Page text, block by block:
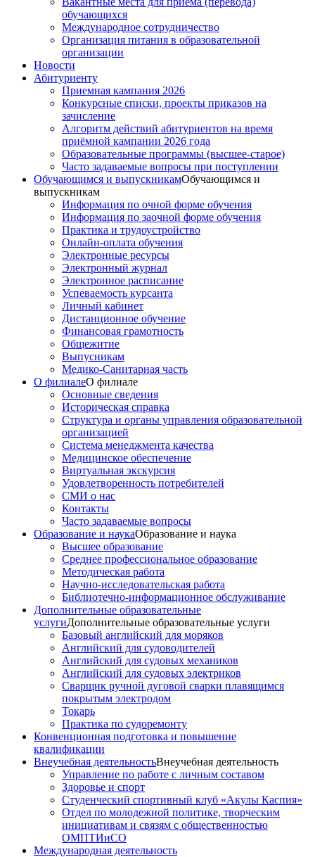
обучающихся
Международное сотрудничество
Организация питания в образовательной
организации
Новости
Абитуриенту
Приемная кампания 2026
Конкурсные списки, проекты приказов на
зачисление
Алгоритм действий абитуриентов на время
приёмной кампании 2026 года
Образовательные программы (высшее-старое)
Часто задаваемые вопросы при поступлении
Обучающимся и выпускникамОбучающимся и
выпускникам
Информация по очной форме обучения
Информация по заочной форме обучения
Практика и трудоустройство
Онлайн-оплата обучения
Электронные ресурсы
Электронный журнал
Электронное расписание
Успеваемость курсанта
Личный кабинет
Дистанционное обучение
Финансовая грамотность
Общежитие
Выпусникам
Медико-Санитарная часть
О филиалеО филиале
Основные сведения
Историческая справка
Структура и органы управления образовательной
организацией
Система менеджмента качества
Медицинское обеспечение
Виртуальная экскурсия
Удовлетворенность потребителей
СМИ о нас
Контакты
Часто задаваемые вопросы
Образование и наукаОбразование и наука
Высшее образование
Среднее профессиональное образование
Методическая работа
Научно-исследовательская работа
Библиотечно-информационное обслуживание
Дополнительные образовательные
услугиДополнительные образовательные услуги
Базовый английский для моряков
Английский для судоводителей
Английский для судовых механиков
Английский для судовых электриков
Cварщик ручной дуговой сварки плавящимся
покрытым электродом
Токарь
Практика по судоремонту
Конвенционная подготовка и повышение
квалификации
Внеучебная деятельностьВнеучебная деятельность
Управление по работе с личным составом
Здоровье и спорт
Студенческий спортивный клуб «Акулы Каспия»
Отдел по молодежной политике, творческим
инициативам и связям с общественностью
ОМПТИиСО
Международная деятельность